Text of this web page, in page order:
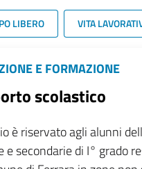
LIBERO VITA
E FORMAZIONE
scolastico
è riservato agli alunni
e secondarie di I° grado